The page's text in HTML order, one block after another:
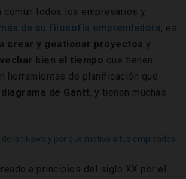
común todos los empresarios y
de su filosofía emprendedora, es
crear y gestionar proyectos y
bien el tiempo que tienen.
herramientas de planificación que
diagrama de Gantt, y tienen muchas
Ishikawa y por qué motiva a tus empleados
a principios del siglo XX por el